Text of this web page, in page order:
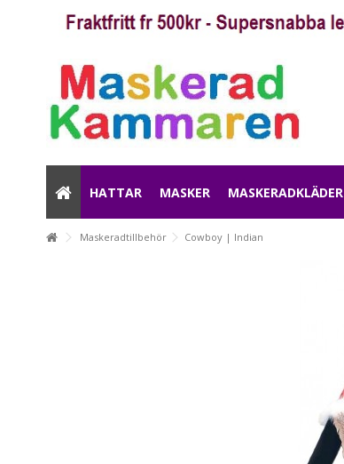
HATTAR MASKER MASKERADKLÄDER
Maskeradtillbehör Cowboy | Indian